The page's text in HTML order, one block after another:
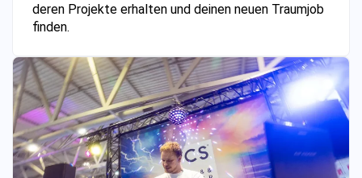
deren Projekte erhalten und deinen neuen Traumjob
finden.